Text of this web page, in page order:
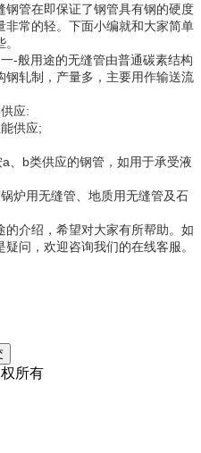
钢管在即保证了钢管具有钢的硬度
非常的轻。下面小编就和大家简单
般用途的无缝管由普通碳素结构
钢轧制，产量多，主要用作输送流
应:
供应;
b类供应的钢管，如用于承受液
用无缝管、地质用无缝管及石
介绍，希望对大家有所帮助。如
问，欢迎咨询我们的在线客服。
所有